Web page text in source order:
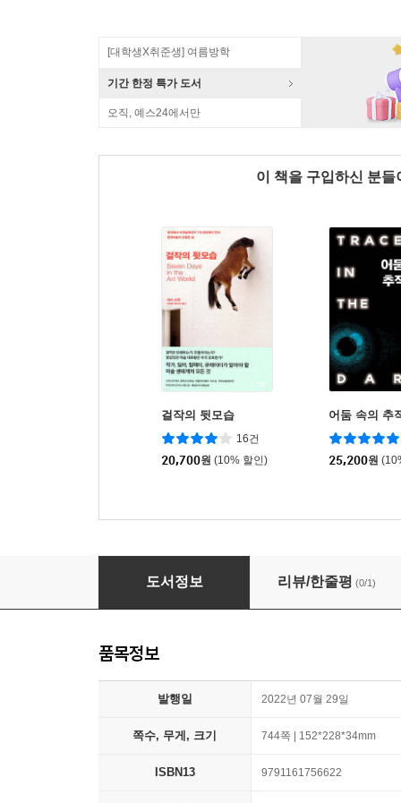
[대학생X취준생] 여름방학
기간 한정 특가 도서
오직, 예스24에서만
이 책을 구입하신 분
걸작의 뒷모습
16건
20,700원 (10% 할인)
어둠 속의 추
25,200원
인류의 종말은 사이버로부터 온다
도서정보 리뷰/한줄평 (0/1)
품목정보
발행일 2022년 07월 29일
쪽수, 무게, 크기 744쪽 | 152*228*34mm
ISBN13 9791161756622